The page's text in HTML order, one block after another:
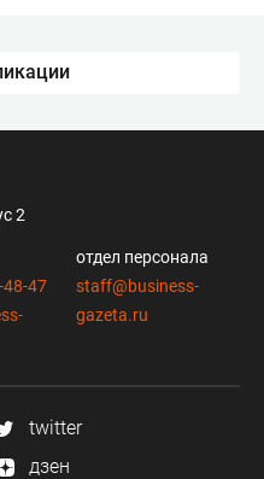
2
48-47
отдел персонала
staff@business-
gazeta.ru
twitter
дзен